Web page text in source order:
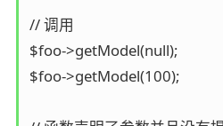
// 调用
$foo->getModel(null);
$foo->getModel(100);